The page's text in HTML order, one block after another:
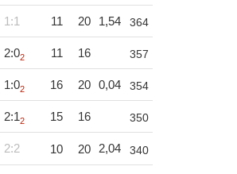
1:1 11 20 1,54 364
2:02 11 16 357
1:02 16 20 0,04 354
2:12 15 16 350
2:2 10 20 2,04 340